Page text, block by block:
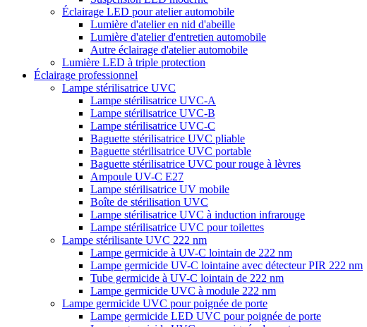
Éclairage LED pour atelier automobile
Lumière d'atelier en nid d'abeille
Lumière d'atelier d'entretien automobile
Autre éclairage d'atelier automobile
Lumière LED à triple protection
Éclairage professionnel
Lampe stérilisatrice UVC
Lampe stérilisatrice UVC-A
Lampe stérilisatrice UVC-B
Lampe stérilisatrice UVC-C
Baguette stérilisatrice UVC pliable
Baguette stérilisatrice UVC portable
Baguette stérilisatrice UVC pour rouge à lèvres
Ampoule UV-C E27
Lampe stérilisatrice UV mobile
Boîte de stérilisation UVC
Lampe stérilisatrice UVC à induction infrarouge
Lampe stérilisatrice UVC pour toilettes
Lampe stérilisante UVC 222 nm
Lampe germicide à UV-C lointain de 222 nm
Lampe germicide UV-C lointaine avec détecteur PIR 222 nm
Tube germicide à UV-C lointain de 222 nm
Lampe germicide UVC à module 222 nm
Lampe germicide UVC pour poignée de porte
Lampe germicide LED UVC pour poignée de porte